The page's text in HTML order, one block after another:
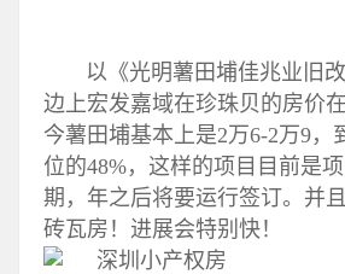
以《光明薯田埔佳兆业旧改
边上宏发嘉域在珍珠贝的房价
今薯田埔基本上是2万6-2万9，
位的48%，这样的项目目前是
期，年之后将要运行签订。并
砖瓦房！进展会特别快！